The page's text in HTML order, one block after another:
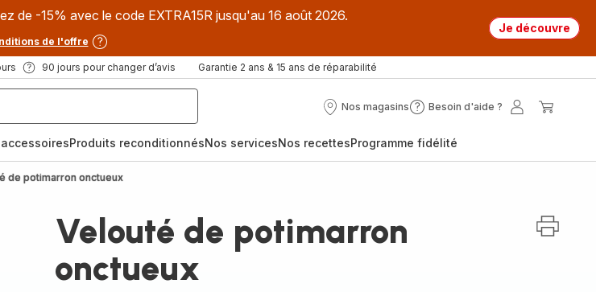
de -15% avec le code EXTRA15R jusqu'au 16 août 2026.
de l'offre
Je découvre
90 jours pour changer d’avis Garantie 2 ans & 15 ans de réparabilité
Nos magasins
Nos
Besoin d'aide ?
Besoin
?
Mon
Produits reconditionnésNos servicesNos recettesProgramme fidélité
de potimarron onctueux
Velouté de potimarron
onctueux